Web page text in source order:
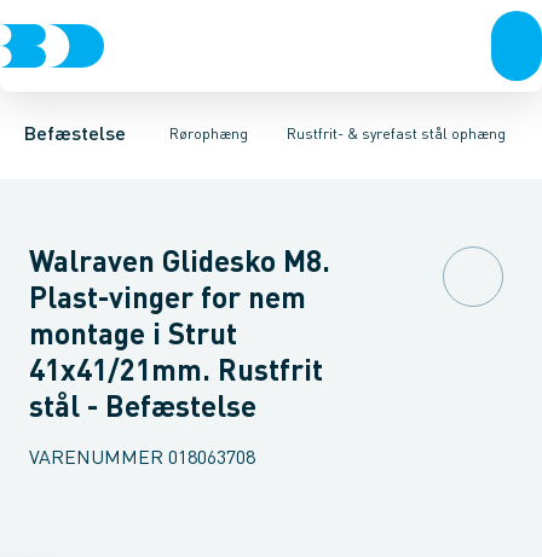
Befæstelse Rørophæng
Bolte & sætskruerMøtrikker SkiverSkruerSøm & dykkere
Rustfrit- & syrefast stål ophæng
Elforzinket- & varmgalvaniseret ophængRustfrit- & syrefast
Gevindstænger Gevindplatter SkiverMøtrikkerGrundflanger
Walraven Glidesko M8.
Plast-vinger for nem
montage i Strut
41x41/21mm. Rustfrit
stål - Befæstelse
VARENUMMER 018063708